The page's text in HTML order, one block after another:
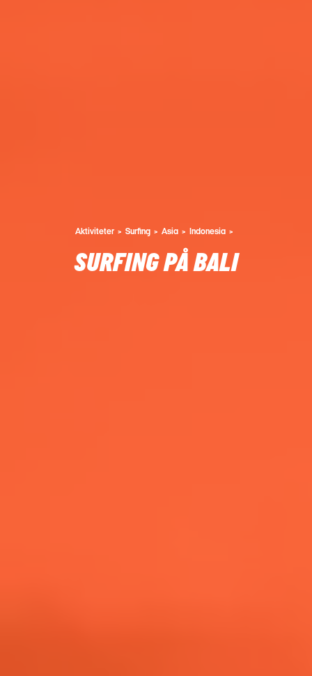
Aktiviteter Surfing Asia Indonesia
SURFING PÅ BALI